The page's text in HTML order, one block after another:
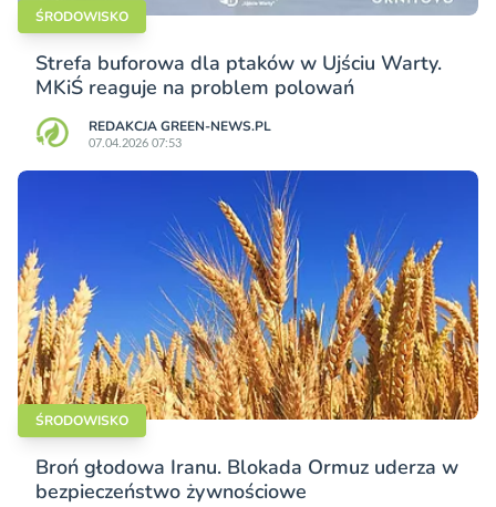
ŚRODOWISKO
Strefa buforowa dla ptaków w Ujściu Warty.
MKiŚ reaguje na problem polowań
REDAKCJA GREEN-NEWS.PL
07.04.2026 07:53
ŚRODOWISKO
Broń głodowa Iranu. Blokada Ormuz uderza w
bezpieczeństwo żywnościowe